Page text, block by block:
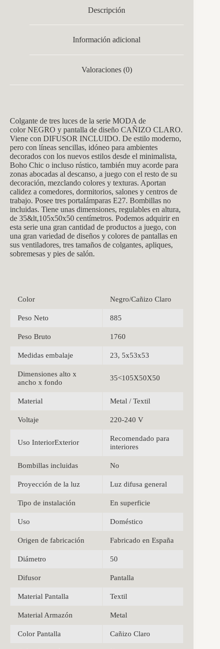
Descripción
Información adicional
Valoraciones (0)
Colgante de tres luces de la serie MODA de
color NEGRO y pantalla de diseño CAÑIZO CLARO.
Viene con DIFUSOR INCLUIDO. De estilo moderno,
pero con líneas sencillas, idóneo para ambientes
decorados con los nuevos estilos desde el minimalista,
Boho Chic o incluso rústico, también muy acorde para
zonas abocadas al descanso, a juego con el resto de su
decoración, mezclando colores y texturas. Aportan
calidez a comedores, dormitorios, salones y centros de
trabajo. Posee tres portalámparas E27. Bombillas no
incluidas. Tiene unas dimensiones, regulables en altura,
de 35&lt,105x50x50 centímetros. Podemos adquirir en
esta serie una gran cantidad de productos a juego, con
una gran variedad de diseños y colores de pantallas en
sus ventiladores, tres tamaños de colgantes, apliques,
sobremesas y pies de salón.
Color Negro/Cañizo Claro
Peso Neto 885
Peso Bruto 1760
Medidas embalaje 23, 5x53x53
Dimensiones alto x
ancho x fondo
35<105X50X50
Material Metal / Textil
Voltaje 220-240 V
Uso InteriorExterior
Recomendado para
interiores
Bombillas incluidas No
Proyección de la luz Luz difusa general
Tipo de instalación En superficie
Uso Doméstico
Origen de fabricación Fabricado en España
Diámetro 50
Difusor Pantalla
Material Pantalla Textil
Material Armazón Metal
Color Pantalla Cañizo Claro